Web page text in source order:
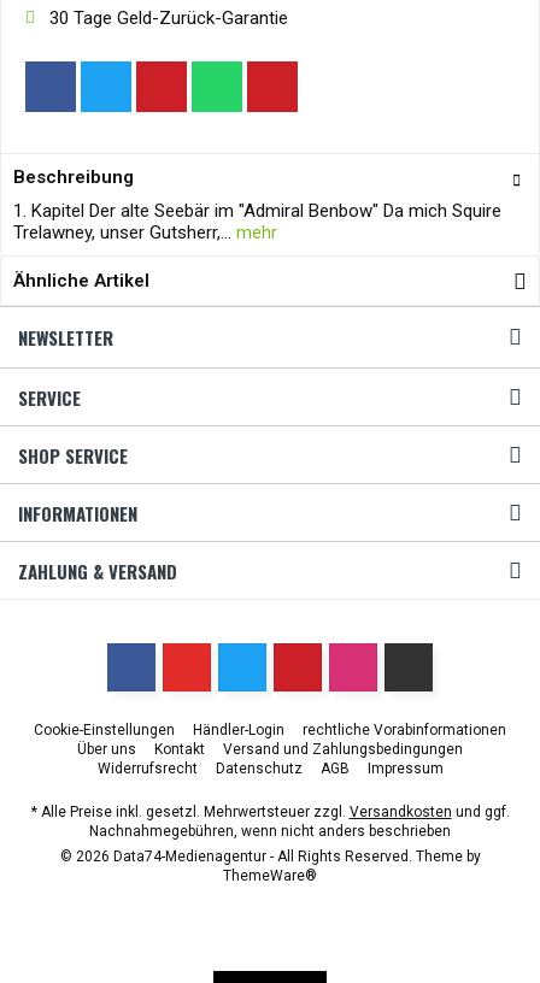
30 Tage Geld-Zurück-Garantie
Beschreibung
1. Kapitel Der alte Seebär im "Admiral Benbow" Da mich Squire
Trelawney, unser Gutsherr,... mehr
Ähnliche Artikel
NEWSLETTER
SERVICE
SHOP SERVICE
INFORMATIONEN
ZAHLUNG & VERSAND
Cookie-Einstellungen Händler-Login
rechtliche Vorabinformationen
Über uns
Kontakt
Versand und Zahlungsbedingungen
Widerrufsrecht
Datenschutz AGB Impressum
* Alle Preise inkl. gesetzl. Mehrwertsteuer zzgl. Versandkosten und ggf.
Nachnahmegebühren, wenn nicht anders beschrieben
© 2026 Data74-Medienagentur - All Rights Reserved. Theme by
ThemeWare®